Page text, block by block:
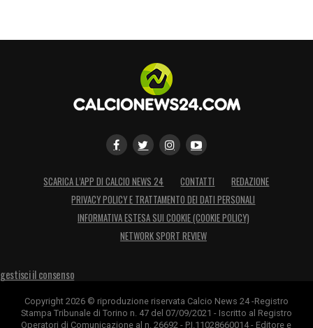
SCARICA L’APP DI CALCIO NEWS 24 CONTATTI
REDAZIONE
PRIVACY POLICY E TRATTAMENTO DEI DATI PERSONALI
INFORMATIVA ESTESA SUI COOKIE (COOKIE POLICY)
NETWORK SPORT REVIEW
gestisci il consenso
Copyright 2026 © riproduzione riservata Calcio News 24 -Registro
Stampa Tribunale di Torino n. 47 del 07/09/2021 - Iscritto al Registro
Operatori di Comunicazione al n. 26692 - P.I.11028660014 - Editore e